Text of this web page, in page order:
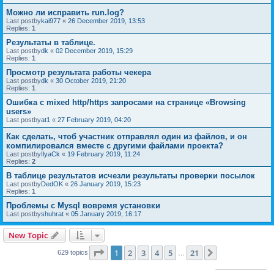
Можно ли исправить run.log?
Last postbykai977 « 26 December 2019, 13:53
Replies: 1
Результаты в таблице.
Last postbydk « 02 December 2019, 15:29
Replies: 1
Просмотр результата работы чекера
Last postbydk « 30 October 2019, 21:20
Replies: 1
Ошибка с mixed http/https запросами на странице «Browsing
users»
Last postbyat1 « 27 February 2019, 04:20
Как сделать, чтоб участник отправлял один из файлов, и он
компилировался вместе с другими файлами проекта?
Last postbyIlyaCk « 19 February 2019, 11:24
Replies: 2
В таблице результатов исчезли результаты проверки посылок
Last postbyDedOK « 26 January 2019, 15:23
Replies: 1
Проблемы с Mysql вовремя установки
Last postbyshuhrat « 05 January 2019, 16:17
New Topic
629 topics Page 1of 21
1 2 3 4 5 21